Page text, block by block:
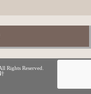
Rights Reserved.